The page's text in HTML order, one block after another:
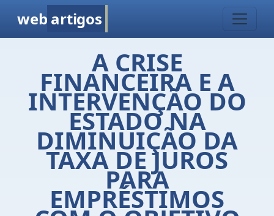
web artigos
A CRISE
FINANCEIRA E A
INTERVENÇÃO DO
ESTADO NA
DIMINUIÇÃO DA
TAXA DE JUROS
PARA
EMPRÉSTIMOS